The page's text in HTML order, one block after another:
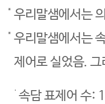
우리말샘에서는
우리말샘에서는
제어로 실었음.
속담 표제어 수: